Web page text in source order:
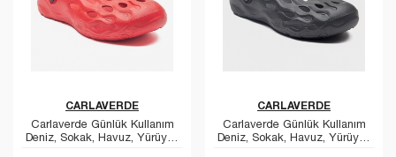
CARLAVERDE
Carlaverde Günlük Kullanım
Deniz, Sokak, Havuz, Yürüyüş
CARLAVERDE
Carlaverde Günlük Kullanım
Deniz, Sokak, Havuz, Yürüyüş